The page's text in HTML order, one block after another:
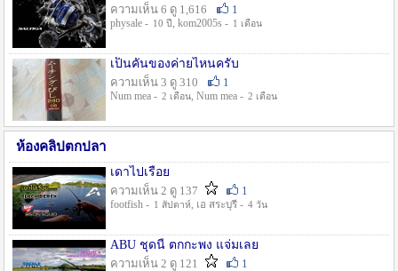
ความเห็น 6 ดู 1,616
1
physale - 10 ปี , kom2005s - 1 เดือน
เป็นคันของค่ายไหนครับ
ความเห็น 3 ดู 310
1
Num mea - 2 เดือน, Num mea - 2 เดือน
ห้องคลิปตกปลา
เดาไปเรื่อย
ความเห็น 2 ดู 137
1
footfish - 1 สัปดาห์, เอ สระบุรี - 4 วัน
ABU ชุดนี้ ตกกะพง แจ่มเลย
ความเห็น 2 ดู 121
1